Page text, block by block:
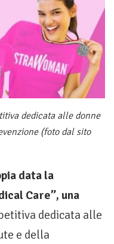
dedicata alle donne
(foto dal sito
data la
Care”, una
dedicata alle
e della